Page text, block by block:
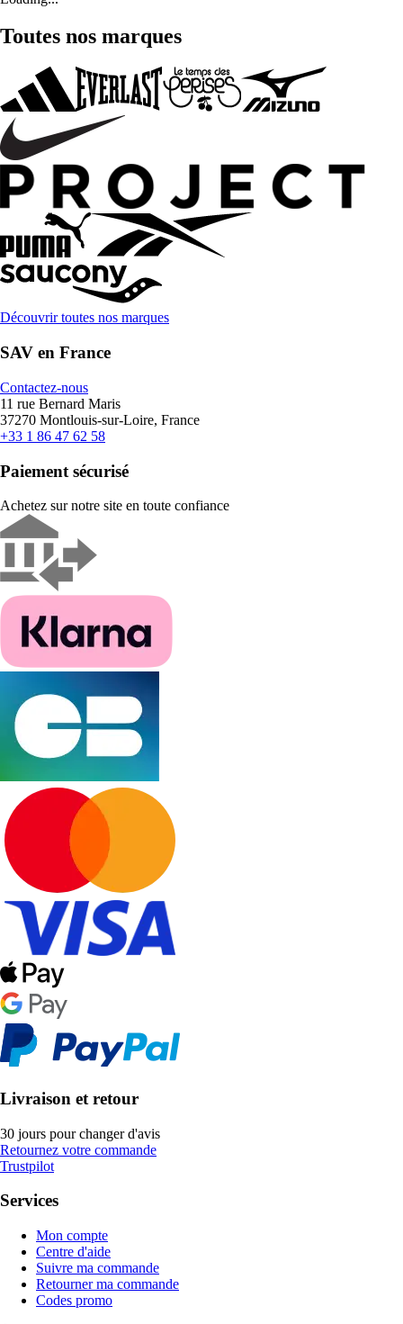
Toutes nos marques
Découvrir toutes nos marques
SAV en France
Contactez-nous
11 rue Bernard Maris
37270 Montlouis-sur-Loire, France
+33 1 86 47 62 58
Paiement sécurisé
Achetez sur notre site en toute confiance
Livraison et retour
30 jours pour changer d'avis
Retournez votre commande
Trustpilot
Services
Mon compte
Centre d'aide
Suivre ma commande
Retourner ma commande
Codes promo